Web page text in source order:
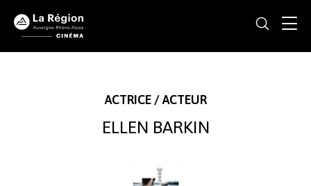
ACTRICE / ACTEUR
ELLEN BARKIN